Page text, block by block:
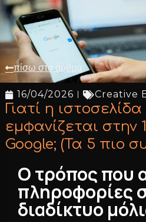
πίσω στα άρθρα
16/04/2026 Creative
Γιατί η
εμφανίζεται στην
Google; (Τα 5 πιο
Ο τρόπος που
πληροφορίες
διαδίκτυο